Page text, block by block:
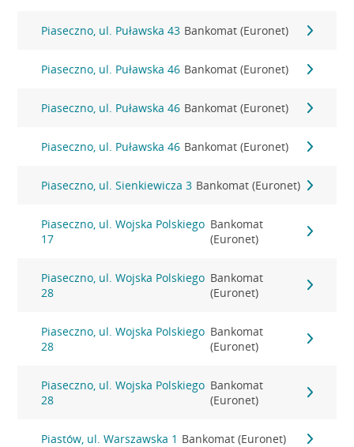
Piaseczno, ul. Puławska 43 Bankomat (Euronet)
Piaseczno, ul. Puławska 46 Bankomat (Euronet)
Piaseczno, ul. Puławska 46 Bankomat (Euronet)
Piaseczno, ul. Puławska 46 Bankomat (Euronet)
Piaseczno, ul. Sienkiewicza 3 Bankomat (Euronet)
Piaseczno, ul. Wojska Polskiego
17
Bankomat
(Euronet)
Piaseczno, ul. Wojska Polskiego
28
Bankomat
(Euronet)
Piaseczno, ul. Wojska Polskiego
28
Bankomat
(Euronet)
Piaseczno, ul. Wojska Polskiego
28
Bankomat
(Euronet)
Piastów, ul. Warszawska 1 Bankomat (Euronet)